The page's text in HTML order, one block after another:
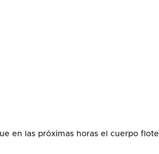
en las próximas horas el cuerpo flote